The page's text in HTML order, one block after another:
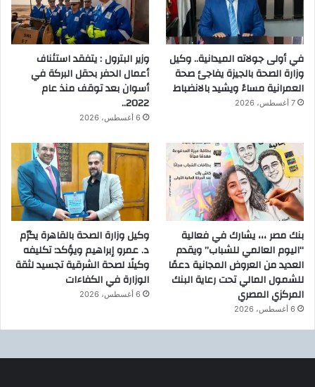
ة
ب
ا
إ
م
ا
ت
في أولى جولاته الميدانية.. وكيل
وزارة الصحة بالجيزة يفاجئ صحة
العمرانية مساءً ويشيد بالانضباط
7 أغسطس، 2026
وزير البترول : يتفقد استئناف
أعمال الحفر بحقل البركة في
أسوان بعد توقف منذ عام
2022..
6 أغسطس، 2026
بنك مصر ،،، يشارك في فعالية
“اليوم العالمي للشباب” ويقدم
العديد من العروض المجانية دعمًا
للشمول المالي تحت رعاية البنك
المركزي المصري
6 أغسطس، 2026
وكيل وزارة الصحة بالقاهرة يكرّم
د. عمرو إبراهيم ويؤكد: تكليفه
وكيلًا لصحة الشرقية تجسيد لثقة
الوزارة في الكفاءات
6 أغسطس، 2026